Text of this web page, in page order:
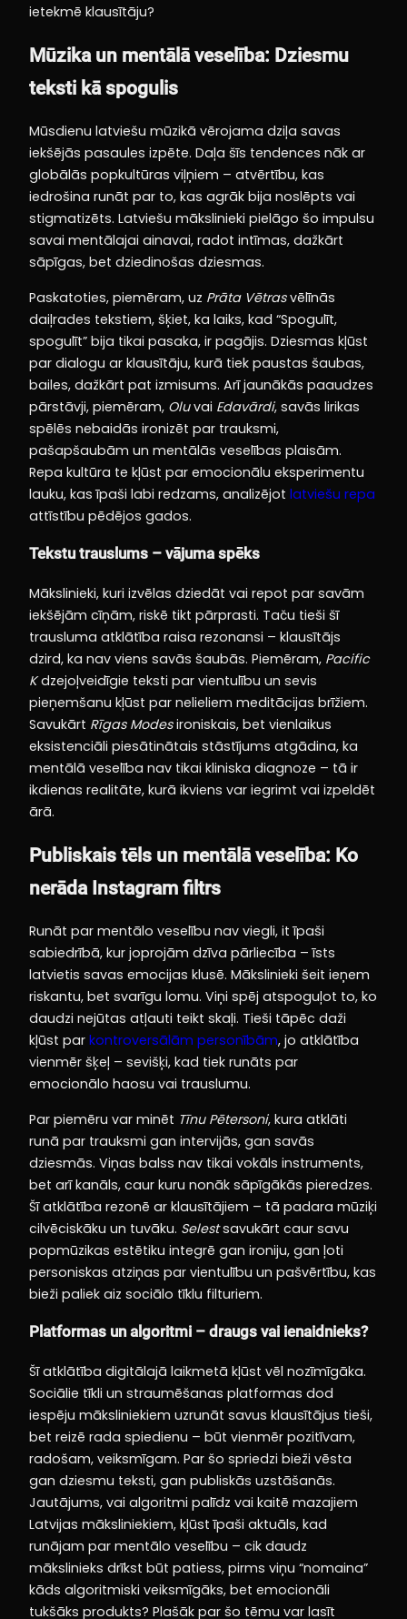
ietekmē klausītāju?
Mūzika un mentālā veselība: Dziesmu
teksti kā spogulis
Mūsdienu latviešu mūzikā vērojama dziļa savas
iekšējās pasaules izpēte. Daļa šīs tendences nāk ar
globālās popkultūras viļņiem – atvērtību, kas
iedrošina runāt par to, kas agrāk bija noslēpts vai
stigmatizēts. Latviešu mākslinieki pielāgo šo impulsu
savai mentālajai ainavai, radot intīmas, dažkārt
sāpīgas, bet dziedinošas dziesmas.
Paskatoties, piemēram, uz Prāta Vētrasvēlīnās
daiļrades tekstiem, šķiet, ka laiks, kad “Spogulīt,
spogulīt” bija tikai pasaka, ir pagājis. Dziesmas kļūst
par dialogu ar klausītāju, kurā tiek paustas šaubas,
bailes, dažkārt pat izmisums. Arī jaunākās paaudzes
pārstāvji, piemēram, Oluvai Edavārdi, savās lirikas
spēlēs nebaidās ironizēt par trauksmi,
pašapšaubām un mentālās veselības plaisām.
Repa kultūra te kļūst par emocionālu eksperimentu
lauku, kas īpaši labi redzams, analizējot latviešu repa
attīstību pēdējos gados.
Tekstu trauslums – vājuma spēks
Mākslinieki, kuri izvēlas dziedāt vai repot par savām
iekšējām cīņām, riskē tikt pārprasti. Taču tieši šī
trausluma atklātība raisa rezonansi – klausītājs
dzird, ka nav viens savās šaubās. Piemēram, Pacific
Kdzejoļveidīgie teksti par vientulību un sevis
pieņemšanu kļūst par nelieliem meditācijas brīžiem.
Savukārt Rīgas Modesironiskais, bet vienlaikus
eksistenciāli piesātinātais stāstījums atgādina, ka
mentālā veselība nav tikai kliniska diagnoze – tā ir
ikdienas realitāte, kurā ikviens var iegrimt vai izpeldēt
ārā.
Publiskais tēls un mentālā veselība: Ko
nerāda Instagram filtrs
Runāt par mentālo veselību nav viegli, it īpaši
sabiedrībā, kur joprojām dzīva pārliecība – īsts
latvietis savas emocijas klusē. Mākslinieki šeit ieņem
riskantu, bet svarīgu lomu. Viņi spēj atspoguļot to, ko
daudzi nejūtas atļauti teikt skaļi. Tieši tāpēc daži
kļūst par kontroversālām personībām, jo atklātība
vienmēr šķeļ – sevišķi, kad tiek runāts par
emocionālo haosu vai trauslumu.
Par piemēru var minēt Tīnu Pētersoni, kura atklāti
runā par trauksmi gan intervijās, gan savās
dziesmās. Viņas balss nav tikai vokāls instruments,
bet arī kanāls, caur kuru nonāk sāpīgākās pieredzes.
Šī atklātība rezonē ar klausītājiem – tā padara mūziķi
cilvēciskāku un tuvāku. Selestsavukārt caur savu
popmūzikas estētiku integrē gan ironiju, gan ļoti
personiskas atziņas par vientulību un pašvērtību, kas
bieži paliek aiz sociālo tīklu filturiem.
Platformas un algoritmi – draugs vai ienaidnieks?
Šī atklātība digitālajā laikmetā kļūst vēl nozīmīgāka.
Sociālie tīkli un straumēšanas platformas dod
iespēju māksliniekiem uzrunāt savus klausītājus tieši,
bet reizē rada spiedienu – būt vienmēr pozitīvam,
radošam, veiksmīgam. Par šo spriedzi bieži vēsta
gan dziesmu teksti, gan publiskās uzstāšanās.
Jautājums, vai algoritmi palīdz vai kaitē mazajiem
Latvijas māksliniekiem, kļūst īpaši aktuāls, kad
runājam par mentālo veselību – cik daudz
mākslinieks drīkst būt patiess, pirms viņu “nomaina”
kāds algoritmiski veiksmīgāks, bet emocionāli
tukšāks produkts? Plašāk par šo tēmu var lasīt